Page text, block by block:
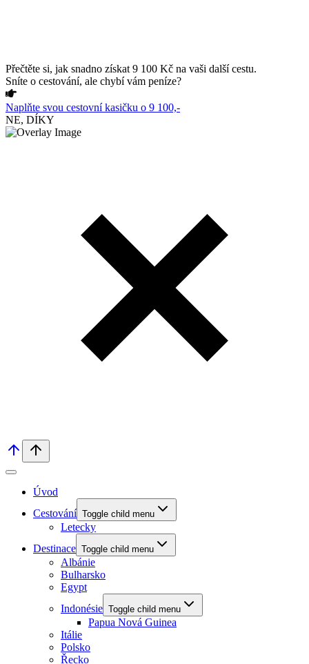
Přečtěte si, jak snadno získat 9 100 Kč na vaši další cestu.
Sníte o cestování, ale chybí vám peníze?
Naplňte svou cestovní kasičku o 9 100,-
NE, DÍKY
Úvod
Cestování Toggle child menu
Letecky
Destinace Toggle child menu
Albánie
Bulharsko
Egypt
Indonésie Toggle child menu
Papua Nová Guinea
Itálie
Polsko
Řecko